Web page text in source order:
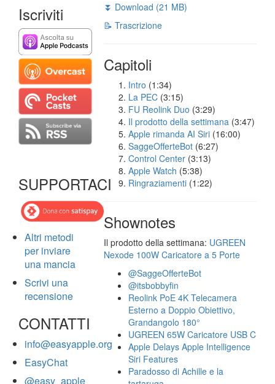
Iscriviti
SUPPORTACI
Altri metodi
per inviare
una mancia
Scrivi una
recensione
CONTATTI
info@easyapple.org
EasyChat
@easy_apple
⏬ Download (21 MB)
📝 Trascrizione
Capitoli
Intro (1:34)
La PEC (3:15)
FU Reolink Duo (3:29)
Il prodotto della settimana (3:47)
Apple rimanda AI Siri (16:00)
SaggeOfferteBot (6:27)
Control Center (3:13)
Apple Watch (5:38)
Ringraziamenti (1:22)
Shownotes
Il prodotto della settimana: UGREEN
Nexode 100W Caricatore a 5 Porte
@SaggeOfferteBot
@itsbobbyfin
Reolink PoE 4K Telecamera
Esterno a Doppio Obiettivo,
Grandangolo 180°
UGREEN 65W Caricatore USB C
Apple Delays Apple Intelligence
Siri Features
Paradosso di Achille e la